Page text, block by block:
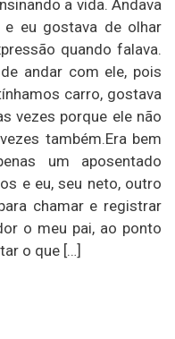
a vida. Andava
e eu gostava de olhar
quando falava.
andar com ele, pois
carro, gostava
vezes porque ele não
também.Era bem
um aposentado
e eu, seu neto, outro
chamar e registrar
o meu pai, ao ponto
o que […]